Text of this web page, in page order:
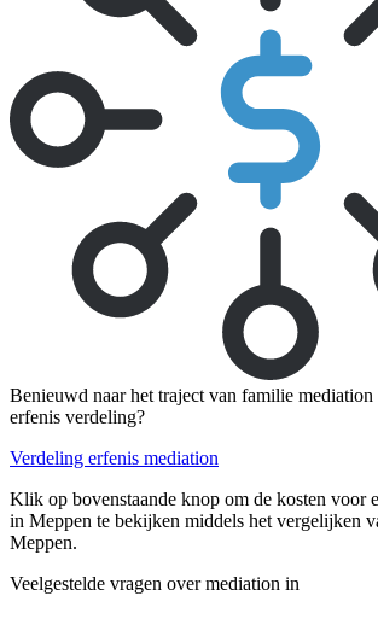
Benieuwd naar het traject van familie
erfenis verdeling?
Verdeling erfenis mediation
Klik op bovenstaande knop om de kosten voor
in Meppen te bekijken middels het vergelijken
Meppen.
Veelgestelde vragen over mediation in